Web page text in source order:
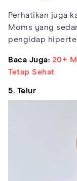
Perhatikan juga
Moms yang
pengidap
Baca Juga: 20+
Tetap Sehat
5. Telur